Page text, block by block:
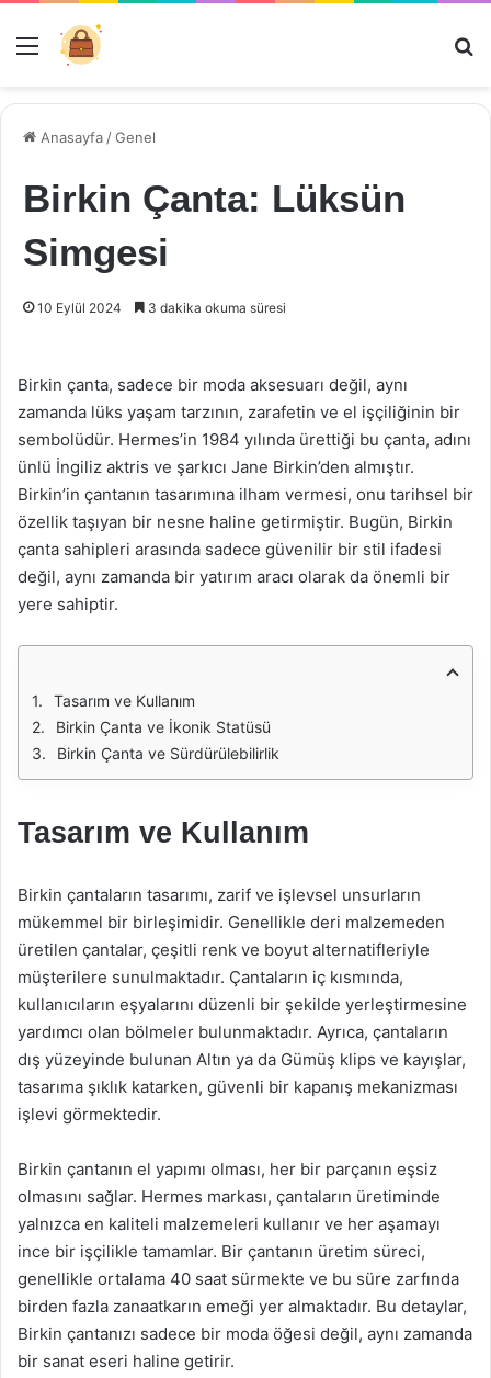
Menü
Anasayfa /Genel
Birkin Çanta: Lüksün
Simgesi
10 Eylül 2024 3 dakika okuma süresi
Birkin çanta, sadece bir moda aksesuarı değil, aynı
zamanda lüks yaşam tarzının, zarafetin ve el işçiliğinin bir
sembolüdür. Hermes’in 1984 yılında ürettiği bu çanta, adını
ünlü İngiliz aktris ve şarkıcı Jane Birkin’den almıştır.
Birkin’in çantanın tasarımına ilham vermesi, onu tarihsel bir
özellik taşıyan bir nesne haline getirmiştir. Bugün, Birkin
çanta sahipleri arasında sadece güvenilir bir stil ifadesi
değil, aynı zamanda bir yatırım aracı olarak da önemli bir
yere sahiptir.
Tasarım ve Kullanım
Birkin Çanta ve İkonik Statüsü
Birkin Çanta ve Sürdürülebilirlik
Tasarım ve Kullanım
Birkin çantaların tasarımı, zarif ve işlevsel unsurların
mükemmel bir birleşimidir. Genellikle deri malzemeden
üretilen çantalar, çeşitli renk ve boyut alternatifleriyle
müşterilere sunulmaktadır. Çantaların iç kısmında,
kullanıcıların eşyalarını düzenli bir şekilde yerleştirmesine
yardımcı olan bölmeler bulunmaktadır. Ayrıca, çantaların
dış yüzeyinde bulunan Altın ya da Gümüş klips ve kayışlar,
tasarıma şıklık katarken, güvenli bir kapanış mekanizması
işlevi görmektedir.
Birkin çantanın el yapımı olması, her bir parçanın eşsiz
olmasını sağlar. Hermes markası, çantaların üretiminde
yalnızca en kaliteli malzemeleri kullanır ve her aşamayı
ince bir işçilikle tamamlar. Bir çantanın üretim süreci,
genellikle ortalama 40 saat sürmekte ve bu süre zarfında
birden fazla zanaatkarın emeği yer almaktadır. Bu detaylar,
Birkin çantanızı sadece bir moda öğesi değil, aynı zamanda
bir sanat eseri haline getirir.